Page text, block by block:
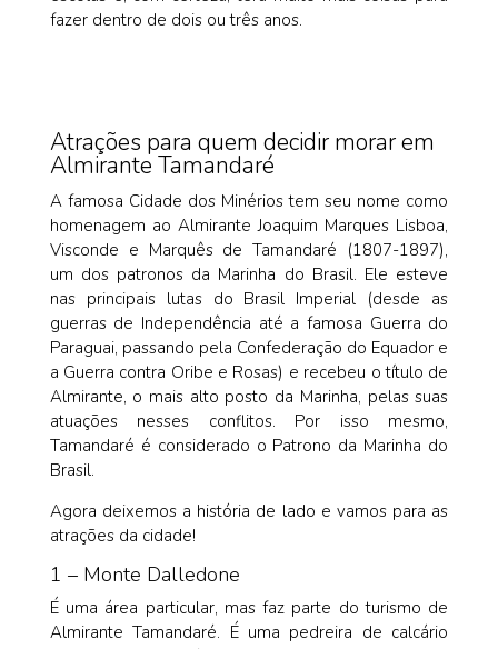
fazer dentro de dois ou três anos.
Atrações para quem decidir morar em
Almirante Tamandaré
A famosa Cidade dos Minérios tem seu nome como
homenagem ao Almirante Joaquim Marques Lisboa,
Visconde e Marquês de Tamandaré (1807-1897),
um dos patronos da Marinha do Brasil. Ele esteve
nas principais lutas do Brasil Imperial (desde as
guerras de Independência até a famosa Guerra do
Paraguai, passando pela Confederação do Equador e
a Guerra contra Oribe e Rosas) e recebeu o título de
Almirante, o mais alto posto da Marinha, pelas suas
atuações nesses conflitos. Por isso mesmo,
Tamandaré é considerado o Patrono da Marinha do
Brasil.
Agora deixemos a história de lado e vamos para as
atrações da cidade!
1 – Monte Dalledone
É uma área particular, mas faz parte do turismo de
Almirante Tamandaré. É uma pedreira de calcário